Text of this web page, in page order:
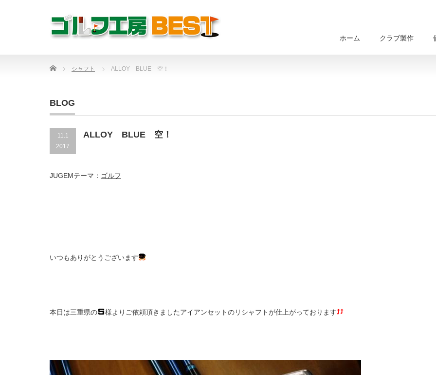
ホーム クラブ製作
Home シャフト ALLOY BLUE 空！
BLOG
11.1
2017
ALLOY BLUE 空！
JUGEMテーマ： ゴルフ
いつもありがとうございます
本日は三重県の 様よりご依頼頂きましたアイアンセットのリシャフトが仕上がっております